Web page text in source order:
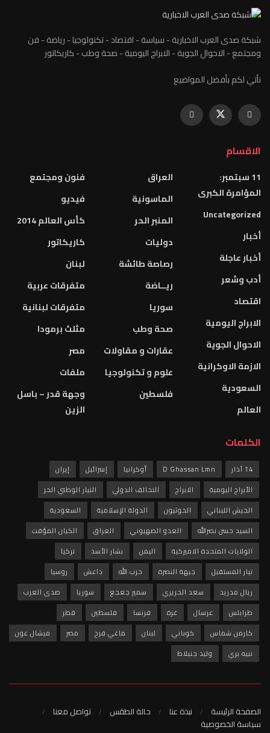
- سياسة - اقتصاد - تكنولوجيا - رياضة - فن
- الابراج اليومية - صحة وطب - كاريكاتور
العراق
الماسونية
المنبر الحر
دوليات
رصاصة طائشة
ريــاضة
سوريا
صحة وطب
عقارات و مقاولات
علوم و تكنولوجيا
فلسطين
فنون ومجتمع
فيديو
كأس العالم 2014
كاريكاتور
لبنان
متفرقات عربية
متفرقات لبنانية
مثلث برمودا
مصر
ملفات
وجهة قدر – باسل
D أوكرانيا إسرائيل
إيران
التحالف الدولي
التيار الوطني الحر
الحوثيون
الدولة الإسلامية
السعودية
العدو الصهيوني
العراق
الكيان المؤقت
اليمن بشار الأسد
تركيا
النصرة
حزب الله داعش
روسيا
الحريري
سمير جعجع سوريا
صدى العرب
غزة
فرنسا فلسطين
قطر
لبنان ماغي فرح مصر
ميشال عون
نبذة عنا حالة الطقس تواصل معنا